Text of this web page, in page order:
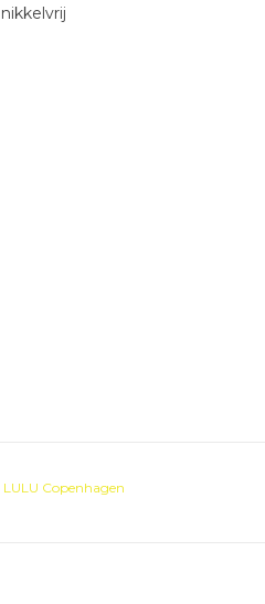
nikkelvrij
LULU Copenhagen